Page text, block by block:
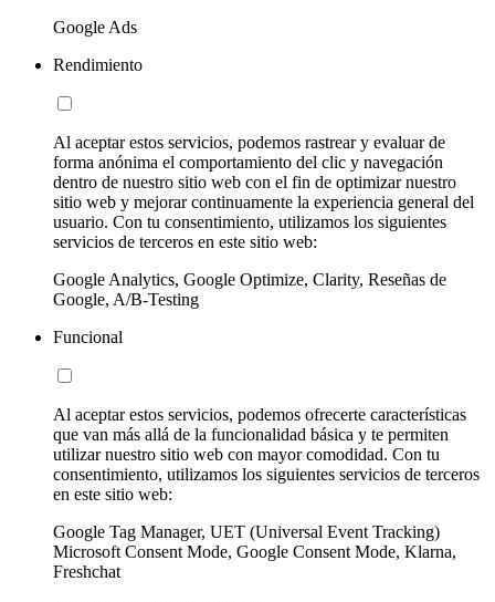
Google Ads
Rendimiento
Al aceptar estos servicios, podemos rastrear y evaluar de
forma anónima el comportamiento del clic y navegación
dentro de nuestro sitio web con el fin de optimizar nuestro
sitio web y mejorar continuamente la experiencia general del
usuario. Con tu consentimiento, utilizamos los siguientes
servicios de terceros en este sitio web:
Google Analytics, Google Optimize, Clarity, Reseñas de
Google, A/B-Testing
Funcional
Al aceptar estos servicios, podemos ofrecerte características
que van más allá de la funcionalidad básica y te permiten
utilizar nuestro sitio web con mayor comodidad. Con tu
consentimiento, utilizamos los siguientes servicios de terceros
en este sitio web:
Google Tag Manager, UET (Universal Event Tracking)
Microsoft Consent Mode, Google Consent Mode, Klarna,
Freshchat